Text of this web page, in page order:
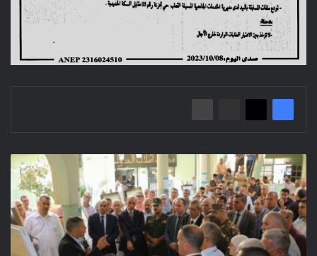
افتتاح
الأيام
الاعلامية
حول
عصرنة
ورقمنة
قطاع